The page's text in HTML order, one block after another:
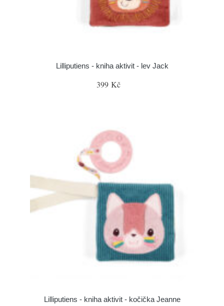
Lilliputiens - kniha aktivit - lev Jack
399 Kč
Lilliputiens - kniha aktivit - kočička Jeanne